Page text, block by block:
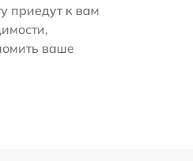
приедут к вам
ваше